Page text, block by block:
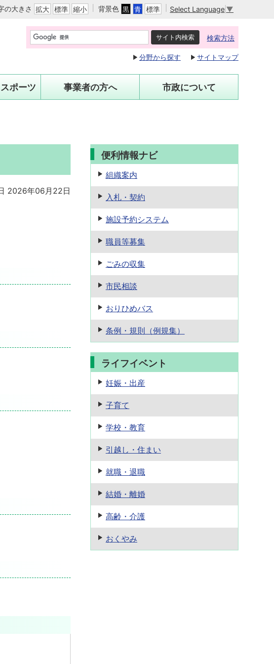
の大きさ 拡大 標準 縮小 背景色 黒 青 標準 Select Language ▼
検索方法
分野から探す サイトマップ
ポーツ 事業者の方へ 市政について
2026年06月22日
便利情報ナビ
組織案内
入札・契約
施設予約システム
職員等募集
ごみの収集
市民相談
おりひめバス
条例・規則 （例規集）
ライフイベント
妊娠・出産
子育て
学校・教育
引越し・住まい
就職・退職
結婚・離婚
高齢・介護
おくやみ